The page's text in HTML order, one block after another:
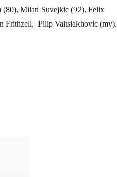
(80), Milan Suvejkic (92), Felix
Frithzell, Pilip Vaitsiakhovic (mv).